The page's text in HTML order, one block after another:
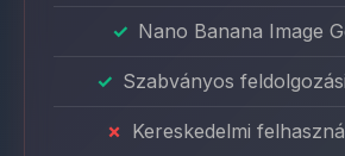
Nano Banana Image
Szabványos
Kereskedelmi